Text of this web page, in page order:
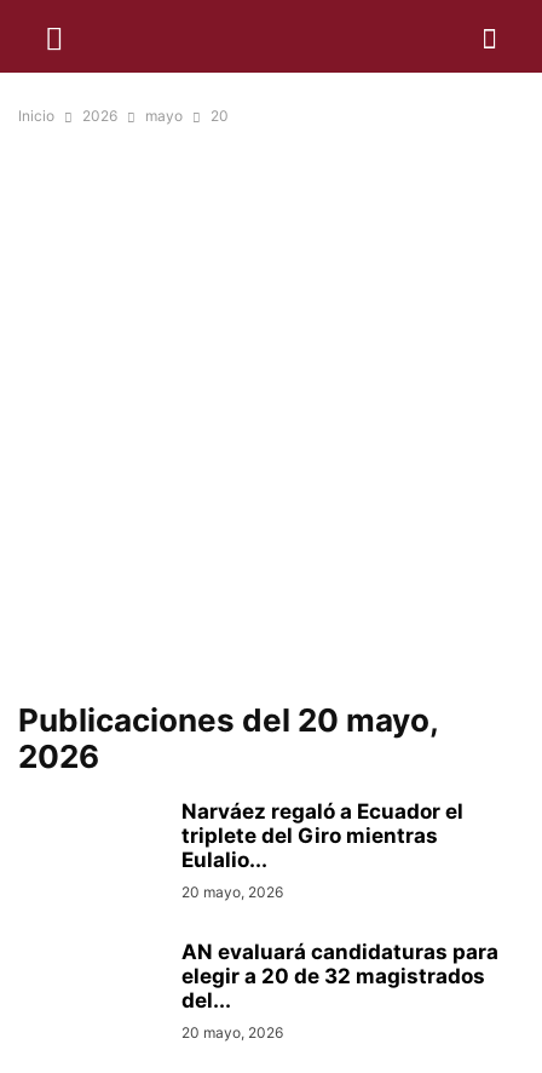
Inicio 2026 mayo 20
Publicaciones del 20 mayo,
2026
Narváez regaló a Ecuador el
triplete del Giro mientras
Eulalio...
20 mayo, 2026
AN evaluará candidaturas para
elegir a 20 de 32 magistrados
del...
20 mayo, 2026